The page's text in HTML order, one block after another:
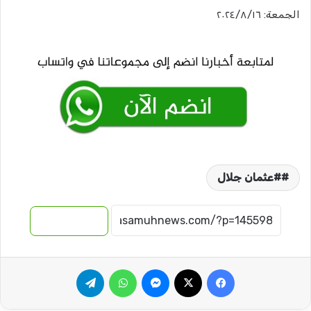
الجمعة: ٢٠٢٤/٨/١٦
#عثمان جلال
فيسبوك ماسنجر واتساب